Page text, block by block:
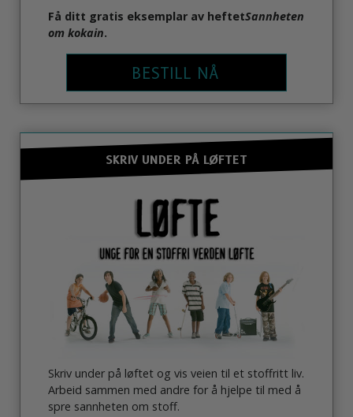
Få ditt gratis eksemplar av heftetSannheten
om kokain.
BESTILL NÅ
SKRIV UNDER PÅ LØFTET
Skriv under på løftet og vis veien til et stoffritt liv.
Arbeid sammen med andre for å hjelpe til med å
spre sannheten om stoff.